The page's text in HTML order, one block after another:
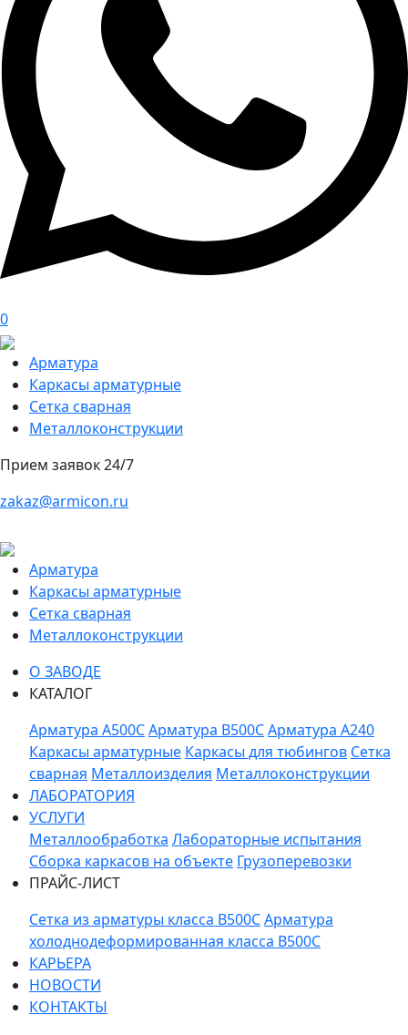
0
Арматура
Каркасы арматурные
Сетка сварная
Металлоконструкции
Прием заявок 24/7
zakaz@armicon.ru
Арматура
Каркасы арматурные
Сетка сварная
Металлоконструкции
О ЗАВОДЕ
КАТАЛОГ
Арматура A500CАрматура B500CАрматура A240
Каркасы арматурные Каркасы для тюбингов Сетка
сварная Металлоизделия Металлоконструкции
ЛАБОРАТОРИЯ
УСЛУГИ
Металлообработка Лабораторные испытания
Сборка каркасов на объекте Грузоперевозки
ПРАЙС-ЛИСТ
Сетка из арматуры класса В500САрматура
холоднодеформированная класса В500С
КАРЬЕРА
НОВОСТИ
КОНТАКТЫ